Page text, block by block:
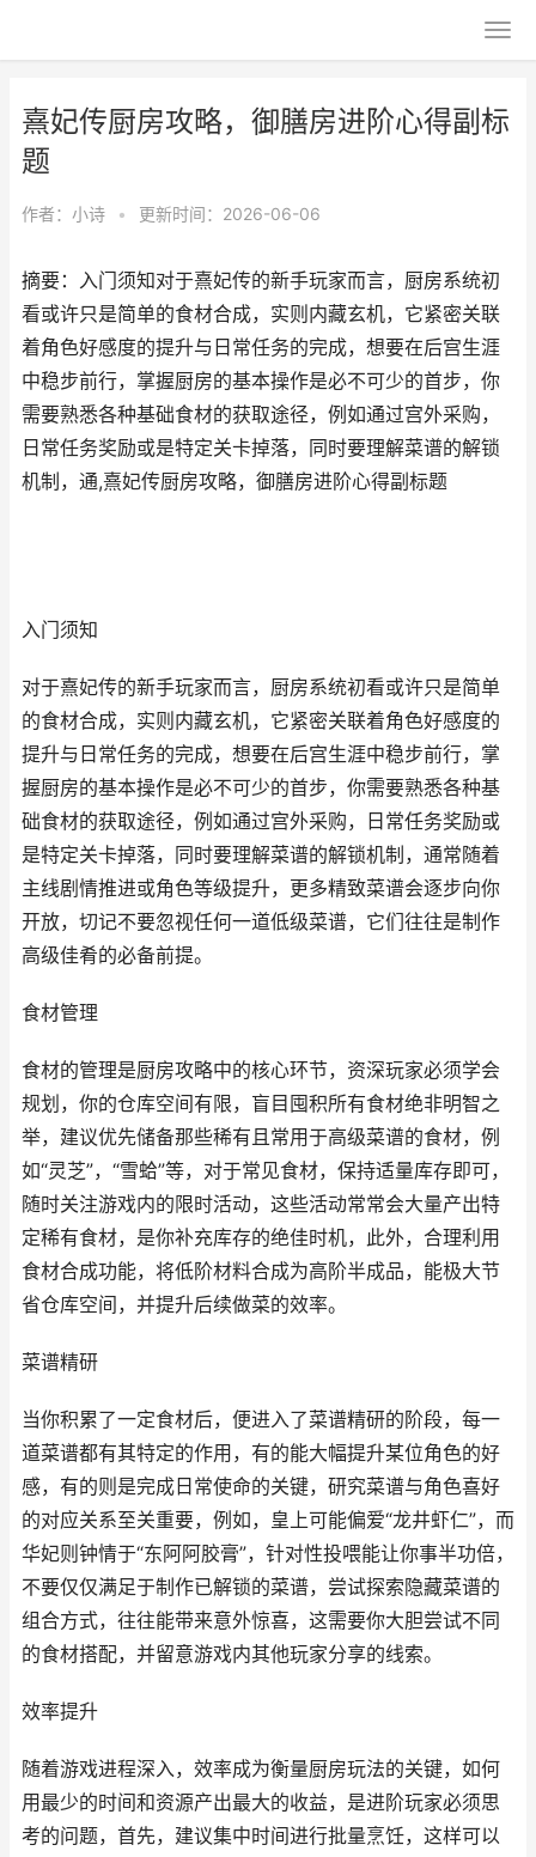
熹妃传厨房攻略，御膳房进阶心得副标
题
作者： 小诗 • 更新时间：2026-06-06
摘要：入门须知对于熹妃传的新手玩家而言，厨房系统初
看或许只是简单的食材合成，实则内藏玄机，它紧密关联
着角色好感度的提升与日常任务的完成，想要在后宫生涯
中稳步前行，掌握厨房的基本操作是必不可少的首步，你
需要熟悉各种基础食材的获取途径，例如通过宫外采购，
日常任务奖励或是特定关卡掉落，同时要理解菜谱的解锁
机制，通,熹妃传厨房攻略，御膳房进阶心得副标题
入门须知
对于熹妃传的新手玩家而言，厨房系统初看或许只是简单
的食材合成，实则内藏玄机，它紧密关联着角色好感度的
提升与日常任务的完成，想要在后宫生涯中稳步前行，掌
握厨房的基本操作是必不可少的首步，你需要熟悉各种基
础食材的获取途径，例如通过宫外采购，日常任务奖励或
是特定关卡掉落，同时要理解菜谱的解锁机制，通常随着
主线剧情推进或角色等级提升，更多精致菜谱会逐步向你
开放，切记不要忽视任何一道低级菜谱，它们往往是制作
高级佳肴的必备前提。
食材管理
食材的管理是厨房攻略中的核心环节，资深玩家必须学会
规划，你的仓库空间有限，盲目囤积所有食材绝非明智之
举，建议优先储备那些稀有且常用于高级菜谱的食材，例
如“灵芝”，“雪蛤”等，对于常见食材，保持适量库存即可，
随时关注游戏内的限时活动，这些活动常常会大量产出特
定稀有食材，是你补充库存的绝佳时机，此外，合理利用
食材合成功能，将低阶材料合成为高阶半成品，能极大节
省仓库空间，并提升后续做菜的效率。
菜谱精研
当你积累了一定食材后，便进入了菜谱精研的阶段，每一
道菜谱都有其特定的作用，有的能大幅提升某位角色的好
感，有的则是完成日常使命的关键，研究菜谱与角色喜好
的对应关系至关重要，例如，皇上可能偏爱“龙井虾仁”，而
华妃则钟情于“东阿阿胶膏”，针对性投喂能让你事半功倍，
不要仅仅满足于制作已解锁的菜谱，尝试探索隐藏菜谱的
组合方式，往往能带来意外惊喜，这需要你大胆尝试不同
的食材搭配，并留意游戏内其他玩家分享的线索。
效率提升
随着游戏进程深入，效率成为衡量厨房玩法的关键，如何
用最少的时间和资源产出最大的收益，是进阶玩家必须思
考的问题，首先，建议集中时间进行批量烹饪，这样可以